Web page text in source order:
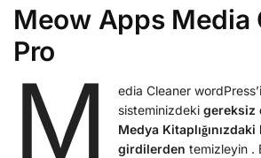
Meow Apps Media
Pro
M
edia Cleaner
sisteminizdeki gereksiz
Medya Kitaplığınızdaki
girdilerden temizleyin .